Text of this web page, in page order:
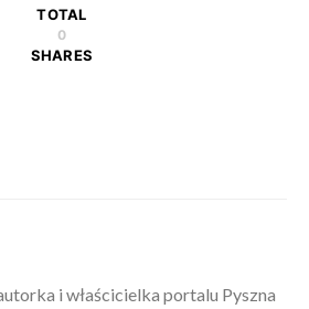
TOTAL
0
SHARES
i właścicielka portalu Pyszna